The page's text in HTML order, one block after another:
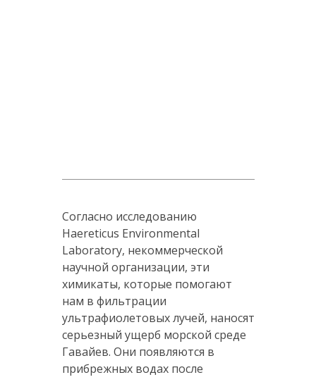
Согласно исследованию
Haereticus Environmental
Laboratory, некоммерческой
научной организации, эти
химикаты, которые помогают
нам в фильтрации
ультрафиолетовых лучей, наносят
серьезный ущерб морской среде
Гавайев. Они появляются в
прибрежных водах после